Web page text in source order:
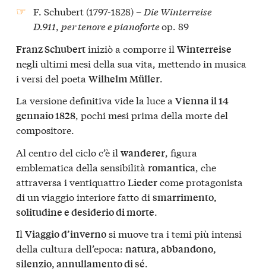
F. Schubert (1797-1828) – Die Winterreise
D.911, per tenore e pianoforteop. 89
Franz Schubertiniziò a comporre il Winterreise
negli ultimi mesi della sua vita, mettendo in musica
i versi del poeta Wilhelm Müller.
La versione definitiva vide la luce a Vienna il 14
gennaio 1828, pochi mesi prima della morte del
compositore.
Al centro del ciclo c’è il wanderer, figura
emblematica della sensibilità romantica, che
attraversa i ventiquattroLiedercome protagonista
di un viaggio interiore fatto di smarrimento,
solitudine e desiderio di morte.
Il Viaggio d’invernosi muove tra i temi più intensi
della cultura dell’epoca: natura, abbandono,
silenzio, annullamento di sé.